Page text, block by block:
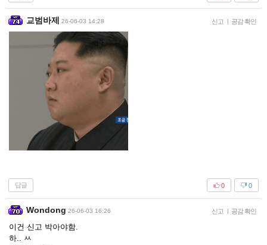
교범바제 26-06-03 14:28 신고 | 공감 확인
답글 0
0
Wondong 26-06-03 16:26 신고 | 공감 확인
이건 신고 박아야함.
하.. ㅆ